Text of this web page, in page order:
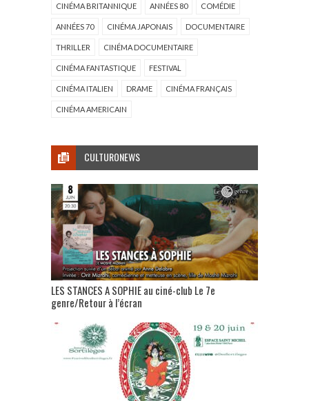
CINÉMA BRITANNIQUE ANNÉES 80 COMÉDIE
ANNÉES 70 CINÉMA JAPONAIS DOCUMENTAIRE
THRILLER CINÉMA DOCUMENTAIRE
CINÉMA FANTASTIQUE FESTIVAL
CINÉMA ITALIEN DRAME CINÉMA FRANÇAIS
CINÉMA AMERICAIN
CULTURONEWS
LES STANCES A SOPHIE au ciné-club Le 7e
genre/Retour à l’écran